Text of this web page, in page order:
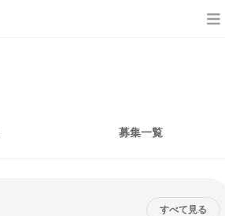
募集一覧
すべて見る